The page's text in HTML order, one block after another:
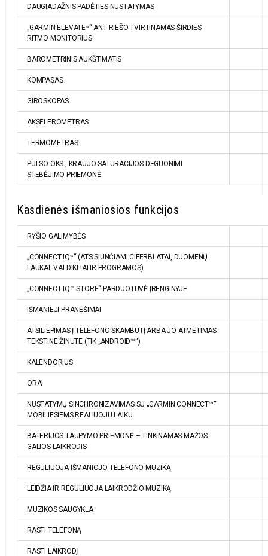
DAUGIADAŽNIS PADĖTIES NUSTATYMAS
„GARMIN ELEVATE™“ ANT RIEŠO TVIRTINAMAS ŠIRDIES
RITMO MONITORIUS
BAROMETRINIS AUKŠTIMATIS
KOMPASAS
GIROSKOPAS
AKSELEROMETRAS
TERMOMETRAS
PULSO OKS., KRAUJO SATURACIJOS DEGUONIMI
STEBĖJIMO PRIEMONĖ
Kasdienės išmaniosios funkcijos
RYŠIO GALIMYBĖS
„CONNECT IQ™“ (ATSISIUNČIAMI CIFERBLATAI, DUOMENŲ
LAUKAI, VALDIKLIAI IR PROGRAMOS)
„CONNECT IQ™ STORE“ PARDUOTUVĖ ĮRENGINYJE
IŠMANIEJI PRANEŠIMAI
ATSILIEPIMAS Į TELEFONO SKAMBUTĮ ARBA JO ATMETIMAS
TEKSTINE ŽINUTE (TIK „ANDROID™“)
KALENDORIUS
ORAI
NUSTATYMŲ SINCHRONIZAVIMAS SU „GARMIN CONNECT™“
MOBILIESIEMS REALIUOJU LAIKU
BATERIJOS TAUPYMO PRIEMONĖ – TINKINAMAS MAŽOS
GALIOS LAIKRODIS
REGULIUOJA IŠMANIOJO TELEFONO MUZIKĄ
LEIDŽIA IR REGULIUOJA LAIKRODŽIO MUZIKĄ
MUZIKOS SAUGYKLA
RASTI TELEFONĄ
RASTI LAIKRODĮ